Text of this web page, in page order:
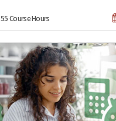
55 Course Hours